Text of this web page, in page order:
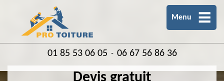
Menu
01 85 53 06 05 - 06 67 56 86 36
Devis gratuit